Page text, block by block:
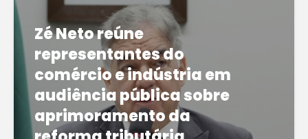
Zé Neto reúne
representantes do
comércio e indústria em
audiência pública sobre
aprimoramento da